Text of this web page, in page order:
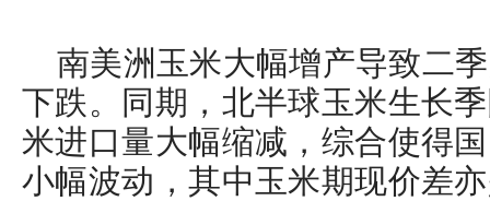
南美洲玉米大幅增产导致二
下跌。同期，北半球玉米生长
米进口量大幅缩减，综合使得
小幅波动，其中玉米期现价差